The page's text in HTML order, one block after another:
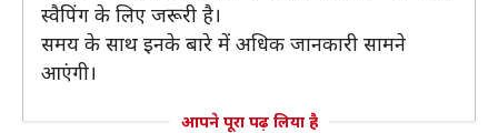
स्वैपिंग के लिए जरूरी है।
समय के साथ इनके बारे में अधिक जानकारी सामने
आएंगी।
आपने पूरा पढ़ लिया है